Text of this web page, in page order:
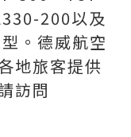
200以及
。德威航空
地旅客提供
訪問